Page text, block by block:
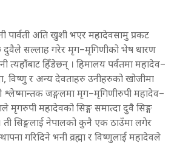
पार्वती अति खुशी भएर महादेवसामु प्रकट
दुवैले सल्लाह गरेर मृग–मृगिणीको भेष धारण
त्यहाँबाट हिँडेछन् । हिमालय पर्वतमा महादेव–
विष्णु र अन्य देवताहरु उनीहरुको खोजीमा
श्लेष्मान्तक जङ्गलमा मृग–मृगिणीरुपी महादेव–
मृगरुपी महादेवको सिङ्ग समात्दा दुवै सिङ्ग
ती सिङ्गलाई नेपालको कुनै एक ठाउँमा लगेर
गरिदिने भनी व्रह्मा र विष्णुलाई महादेवले